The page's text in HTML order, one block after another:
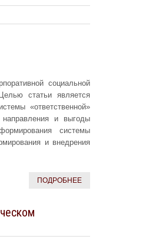
социальной
статьи является
«ответственной»
направления и выгоды
системы
и внедрения
ПОДРОБНЕЕ